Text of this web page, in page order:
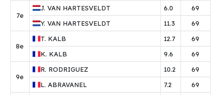
7e
J. VAN HARTESVELDT 6.0
69
Y. VAN HARTESVELDT 11.3 69
8e
T. KALB 12.7
69
K. KALB 9.6 69
9e
R. RODRIGUEZ 10.2
69
L. ABRAVANEL 7.2 69